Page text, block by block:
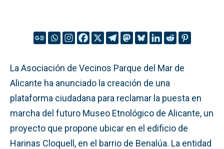
La Asociación de Vecinos Parque del Mar de
Alicante ha anunciado la creación de una
plataforma ciudadana para reclamar la puesta en
marcha del futuro Museo Etnológico de Alicante, un
proyecto que propone ubicar en el edificio de
Harinas Cloquell, en el barrio de Benalúa. La entidad